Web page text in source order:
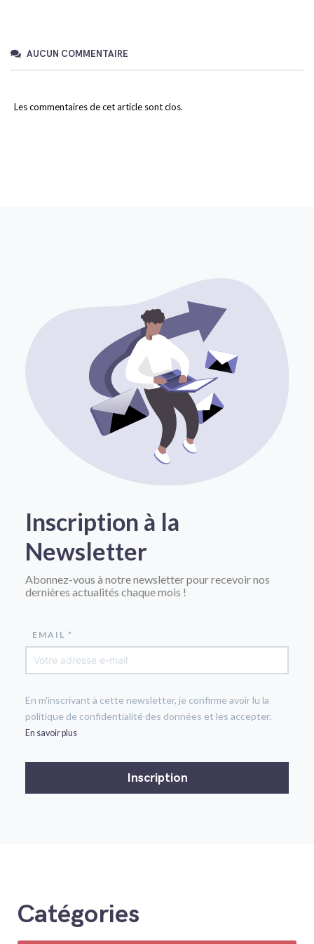
AUCUN COMMENTAIRE
Les commentaires de cet article sont clos.
Inscription à la
Newsletter
Abonnez-vous à notre newsletter pour recevoir nos
dernières actualités chaque mois !
EMAIL *
En m'inscrivant à cette newsletter, je confirme avoir lu la
politique de confidentialité des données et les accepter.
En savoir plus
Catégories